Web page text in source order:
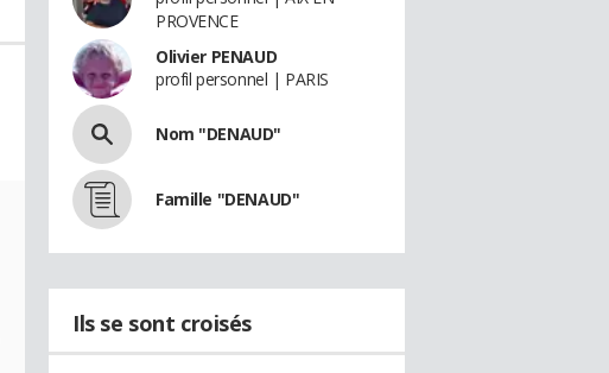
PROVENCE
Olivier PENAUD
profil personnel | PARIS
Nom "DENAUD"
Famille "DENAUD"
Ils se sont croisés